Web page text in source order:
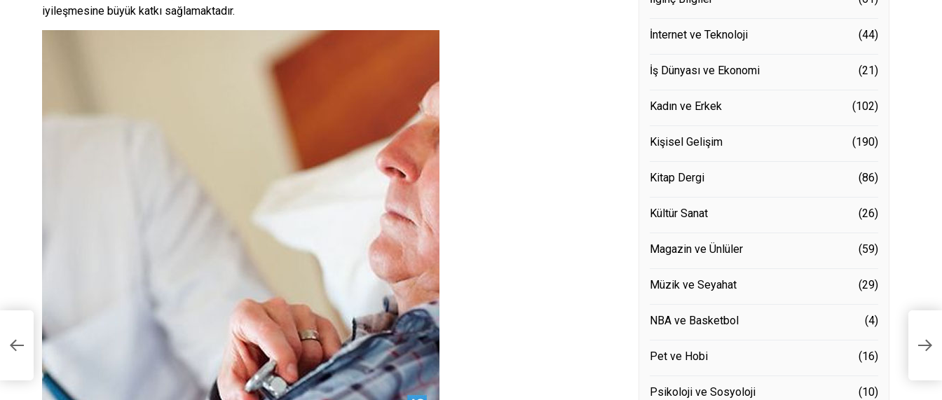
iyileşmesine büyük katkı sağlamaktadır.
İnternet ve Teknoloji (44)
İş Dünyası ve Ekonomi (21)
Kadın ve Erkek (102)
Kişisel Gelişim (190)
Kitap Dergi (86)
Kültür Sanat (26)
Magazin ve Ünlüler (59)
Müzik ve Seyahat (29)
NBA ve Basketbol (4)
Pet ve Hobi (16)
Psikoloji ve Sosyoloji (10)